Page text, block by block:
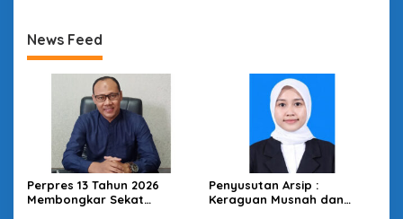
News Feed
Perpres 13 Tahun 2026
Membongkar Sekat
Penyusutan Arsip :
Keraguan Musnah dan